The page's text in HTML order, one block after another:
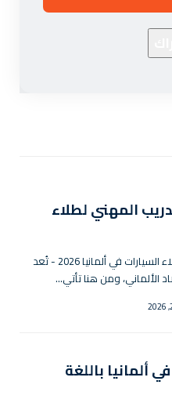
المهني لطلاء
دليل الأوسبيلدونغ: التدريب المهني لطلاء السيارات في ألمانيا 2026 - تُعد
الألماني، ومن هنا تأتي…
باللغة